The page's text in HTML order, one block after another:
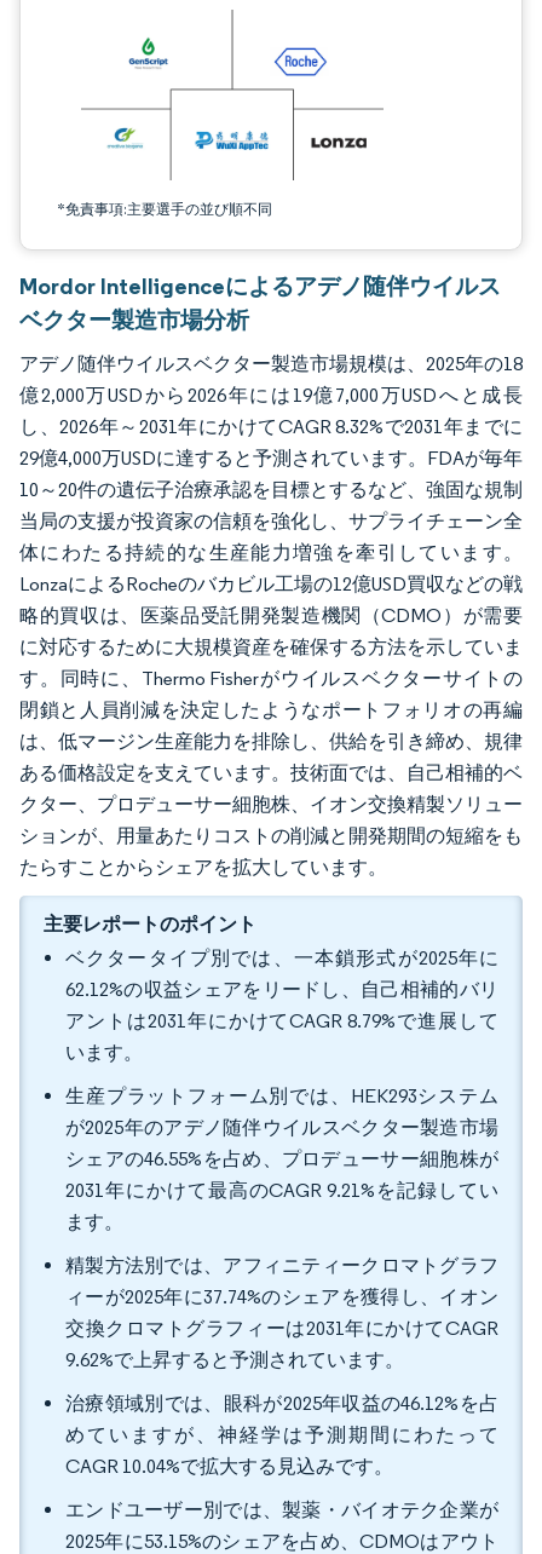
*免責事項:主要選手の並び順不同
Mordor Intelligenceによるアデノ随伴ウイルス
ベクター製造市場分析
アデノ随伴ウイルスベクター製造市場規模は、2025年の18
億2,000万USDから2026年には19億7,000万USDへと成長
し、2026年～2031年にかけてCAGR 8.32%で2031年までに
29億4,000万USDに達すると予測されています。FDAが毎年
10～20件の遺伝子治療承認を目標とするなど、強固な規制
当局の支援が投資家の信頼を強化し、サプライチェーン全
体にわたる持続的な生産能力増強を牽引しています。
LonzaによるRocheのバカビル工場の12億USD買収などの戦
略的買収は、医薬品受託開発製造機関（CDMO）が需要
に対応するために大規模資産を確保する方法を示していま
す。同時に、Thermo Fisherがウイルスベクターサイトの
閉鎖と人員削減を決定したようなポートフォリオの再編
は、低マージン生産能力を排除し、供給を引き締め、規律
ある価格設定を支えています。技術面では、自己相補的ベ
クター、プロデューサー細胞株、イオン交換精製ソリュー
ションが、用量あたりコストの削減と開発期間の短縮をも
たらすことからシェアを拡大しています。
主要レポートのポイント
ベクタータイプ別では、一本鎖形式が2025年に
62.12%の収益シェアをリードし、自己相補的バリ
アントは2031年にかけてCAGR 8.79%で進展して
います。
生産プラットフォーム別では、HEK293システム
が2025年のアデノ随伴ウイルスベクター製造市場
シェアの46.55%を占め、プロデューサー細胞株が
2031年にかけて最高のCAGR 9.21%を記録してい
ます。
精製方法別では、アフィニティークロマトグラフ
ィーが2025年に37.74%のシェアを獲得し、イオン
交換クロマトグラフィーは2031年にかけてCAGR
9.62%で上昇すると予測されています。
治療領域別では、眼科が2025年収益の46.12%を占
めていますが、神経学は予測期間にわたって
CAGR 10.04%で拡大する見込みです。
エンドユーザー別では、製薬・バイオテク企業が
2025年に53.15%のシェアを占め、CDMOはアウト